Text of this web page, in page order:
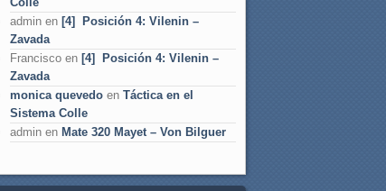
admin en [4] Posición 4: Vilenin –
Zavada
Francisco en [4] Posición 4: Vilenin –
Zavada
monica quevedo en Táctica en el
Sistema Colle
admin en Mate 320 Mayet – Von Bilguer